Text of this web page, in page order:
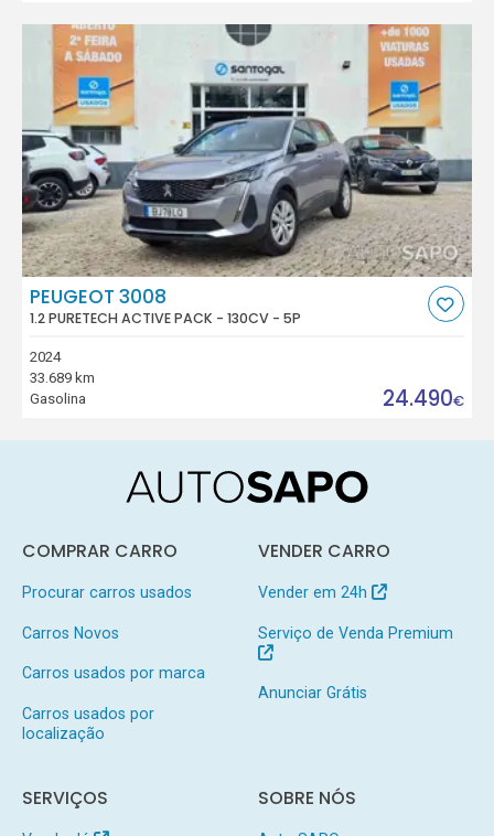
PEUGEOT 3008
1.2 PURETECH ACTIVE PACK - 130CV - 5P
2024
33.689 km
Gasolina
24.490€
COMPRAR CARRO
Procurar carros usados
Carros Novos
Carros usados por marca
Carros usados por
localização
VENDER CARRO
Vender em 24h
Serviço de Venda Premium
Anunciar Grátis
SERVIÇOS SOBRE NÓS